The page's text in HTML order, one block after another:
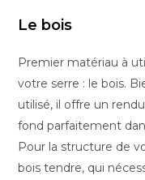
Le bois
Premier matériau à
votre serre : le bois.
utilisé, il offre un
fond parfaitement
Pour la structure de
bois tendre, qui